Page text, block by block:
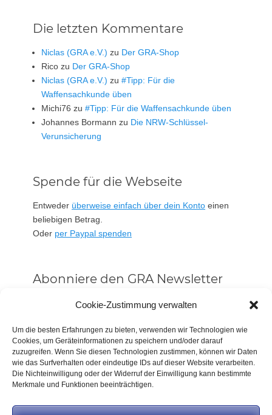
Cookie-Zustimmung verwalten
Um die besten Erfahrungen zu bieten, verwenden wir Technologien wie
Cookies, um Geräteinformationen zu speichern und/oder darauf
zuzugreifen. Wenn Sie diesen Technologien zustimmen, können wir Daten
wie das Surfverhalten oder eindeutige IDs auf dieser Website verarbeiten.
Die Nichteinwilligung oder der Widerruf der Einwilligung kann bestimmte
Merkmale und Funktionen beeinträchtigen.
Die letzten Kommentare
Niclas (GRA e.V.) zu Der GRA-Shop
Rico zu Der GRA-Shop
Niclas (GRA e.V.) zu #Tipp: Für die
Waffensachkunde üben
Michi76 zu #Tipp: Für die Waffensachkunde üben
Johannes Bormann zu Die NRW-Schlüssel-
Verunsicherung
Spende für die Webseite
Entweder überweise einfach über dein Konto einen
beliebigen Betrag.
Oder per Paypal spenden
Abonniere den GRA Newsletter
Vorname oder ganzer Name
Email
Alle Neuigkeiten sofort
Datenschutzerklärung.